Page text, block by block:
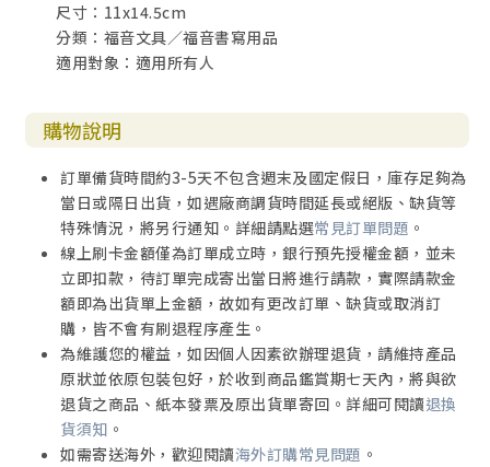
尺寸：11x14.5cm
分類：福音文具／福音書寫用品
適用對象：適用所有人
購物說明
訂單備貨時間約3-5天不包含週末及國定假日，庫存足夠為
當日或隔日出貨，如遇廠商調貨時間延長或絕版、缺貨等
特殊情況，將另行通知。詳細請點選常見訂單問題 。
線上刷卡金額僅為訂單成立時，銀行預先授權金額，並未
立即扣款，待訂單完成寄出當日將進行請款，實際請款金
額即為出貨單上金額，故如有更改訂單、缺貨或取消訂
購，皆不會有刷退程序產生。
為維護您的權益，如因個人因素欲辦理退貨，請維持產品
原狀並依原包裝包好，於收到商品鑑賞期七天內，將與欲
退貨之商品、紙本發票及原出貨單寄回。詳細可閱讀退換
貨須知 。
如需寄送海外，歡迎閱讀海外訂購常見問題 。